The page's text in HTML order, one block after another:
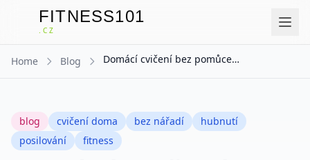
FITNESS101
.CZ
Home Blog Domácí cvičení bez pomůcek: Efektivní trénink pro každého
blog cvičení doma bez nářadí
hubnutí
posilování
fitness